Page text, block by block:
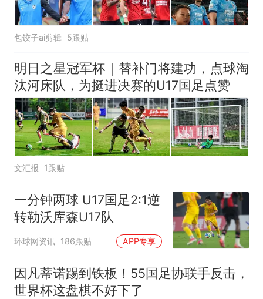
包饺子ai剪辑 5跟贴
明日之星冠军杯｜替补门将建功，点球淘
汰河床队，为挺进决赛的U17国足点赞
文汇报 1跟贴
一分钟两球 U17国足2:1逆
转勒沃库森U17队
环球网资讯 186跟贴 APP专享
因凡蒂诺踢到铁板！55国足协联手反击，
世界杯这盘棋不好下了